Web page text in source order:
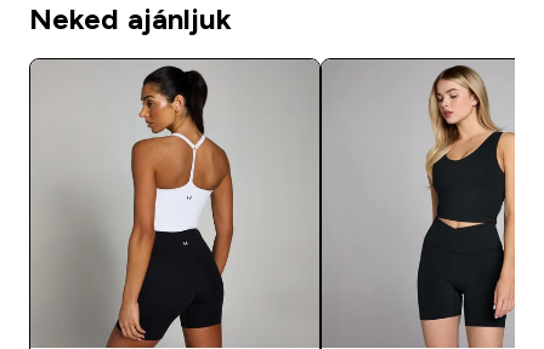
Neked ajánljuk